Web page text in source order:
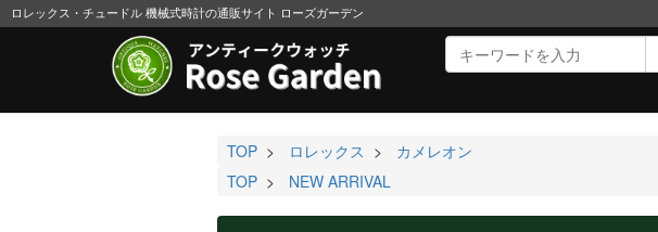
ロレックス・チュードル 機械式時計の通販サイト ローズガーデン
TOP > ロレックス >
カメレオン
TOP > NEW ARRIVAL